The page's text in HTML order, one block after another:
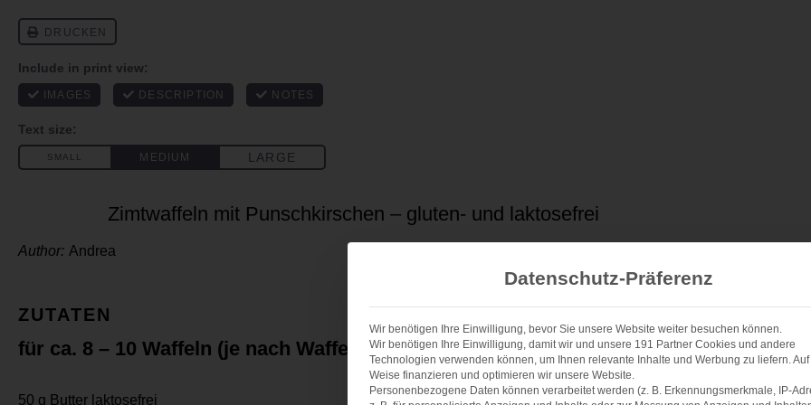
Zimtwaffeln mit Punschkirschen – gluten- und laktosefrei
Author: Andrea
ZUTATEN SCALE 1x 2x 3x
für ca. 8 – 10 Waffeln (je nach Waffeleisen)
50 g Butter laktosefrei
Datenschutz-Präferenz
Wir benötigen Ihre Einwilligung, bevor Sie unsere Website weiter besuchen können.
Wir benötigen Ihre Einwilligung, damit wir und unsere 191 Partner Cookies und andere
Technologien verwenden können, um Ihnen relevante Inhalte und Werbung zu liefern.
Weise finanzieren und optimieren wir unsere Website.
Personenbezogene Daten können verarbeitet werden (z. B. Erkennungsmerkmale, IP-